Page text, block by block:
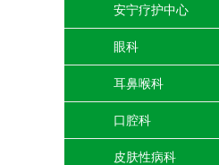
安宁疗护中心
眼科
耳鼻喉科
口腔科
皮肤性病科